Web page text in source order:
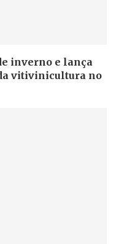
inverno e lança
vitivinicultura no